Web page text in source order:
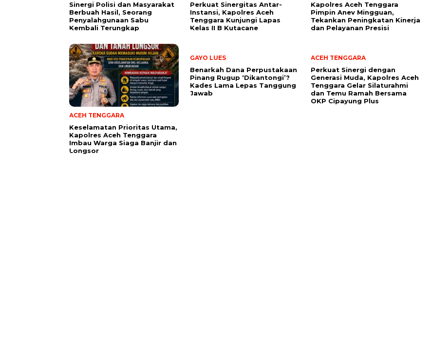
Sinergi Polisi dan Masyarakat
Berbuah Hasil, Seorang
Penyalahgunaan Sabu
Kembali Terungkap
Perkuat Sinergitas Antar-
Instansi, Kapolres Aceh
Tenggara Kunjungi Lapas
Kelas II B Kutacane
Kapolres Aceh Tenggara
Pimpin Anev Mingguan,
Tekankan Peningkatan Kinerja
dan Pelayanan Presisi
ACEH TENGGARA
Keselamatan Prioritas Utama,
Kapolres Aceh Tenggara
Imbau Warga Siaga Banjir dan
Longsor
GAYO LUES
Benarkah Dana Perpustakaan
Pinang Rugup ‘Dikantongi’?
Kades Lama Lepas Tanggung
Jawab
ACEH TENGGARA
Perkuat Sinergi dengan
Generasi Muda, Kapolres Aceh
Tenggara Gelar Silaturahmi
dan Temu Ramah Bersama
OKP Cipayung Plus